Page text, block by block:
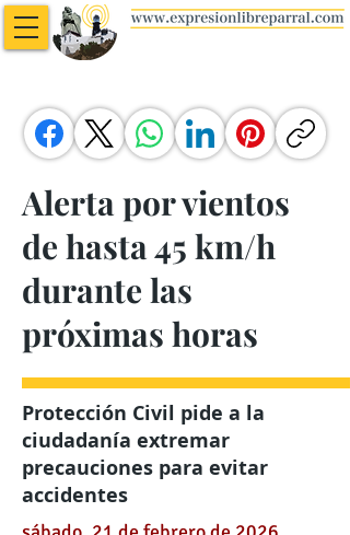
Alerta por vientos
de hasta 45 km/h
durante las
próximas horas
Protección Civil pide a la
ciudadanía extremar
precauciones para evitar
accidentes